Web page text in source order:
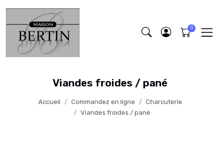
Viandes froides / pané
Accueil Commandez en ligne
Charcuterie
Viandes froides / pané